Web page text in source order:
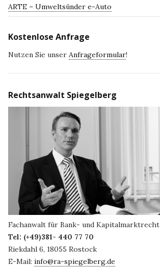
ARTE – Umweltsünder e-Auto
Kostenlose Anfrage
Nutzen Sie unser Anfrageformular!
Rechtsanwalt Spiegelberg
Fachanwalt für Bank- und Kapitalmarktrecht
Tel: (+49)381- 440 77 70
Riekdahl 6, 18055 Rostock
E-Mail: info@ra-spiegelberg.de